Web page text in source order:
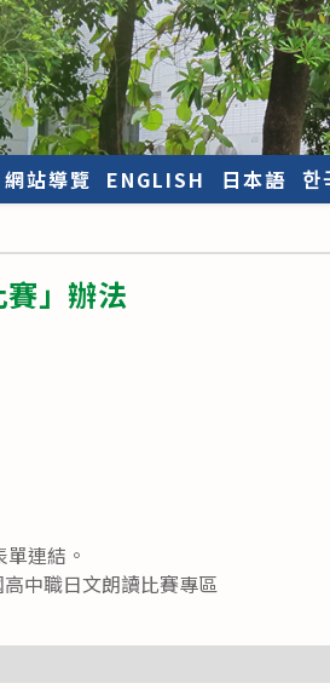
網站導覽 ENGLISH 日本語 한
」辦法
連結。
中職日文朗讀比賽專區